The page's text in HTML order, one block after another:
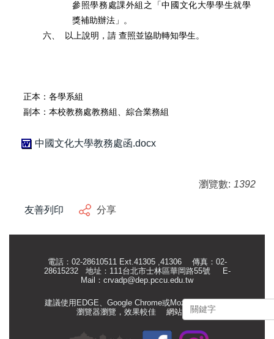
參照學務處課外組之「中國文化大學學生就學
獎補助辦法」。
六、
以上說明，請 查照並協助轉知學生。
正本：各學系組
副本：本校教務處教務組、綜合業務組
中國文化大學教務處函.docx
瀏覽數: 1392
友善列印 分享
電話：02-28610511 Ext.41305 ,41306 傳真：02-
28615232 地址：111台北市士林區華岡路55號
E-
Mail： crvadp@dep.pccu.edu.tw
建議使用EDGE、Google Chrome或Mozilla Firefox等
瀏覽器瀏覽，效果較佳 網站管理